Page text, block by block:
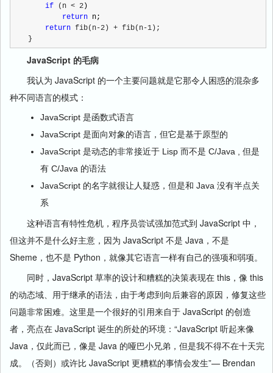
if (n < 2 )
return n;
return fib(n-2) + fib(n-1);
}
JavaScript 的毛病
我认为 JavaScript 的一个主要问题就是它那令人困惑的混杂多
种不同语言的模式：
JavaScript 是函数式语言
JavaScript 是面向对象的语言，但它是基于原型的
JavaScript 是动态的非常接近于 Lisp 而不是 C/Java , 但是
有 C/Java 的语法
JavaScript 的名字就很让人疑惑，但是和 Java 没有半点关
系
这种语言有特性危机，程序员尝试强加范式到 JavaScript 中，
但这并不是什么好主意，因为 JavaScript 不是 Java，不是
Sheme，也不是 Python，就像其它语言一样有自己的强项和弱项。
同时，JavaScript 草率的设计和糟糕的决策表现在 this，像 this
的动态域、用于继承的语法，由于考虑到向后兼容的原因，修复这些
问题非常困难。这里是一个很好的引用来自于 JavaScript 的创造
者，亮点在 JavaScript 诞生的所处的环境：“JavaScript 听起来像
Java，仅此而已，像是 Java 的哑巴小兄弟，但是我不得不在十天完
成。（否则）或许比 JavaScript 更糟糕的事情会发生”— Brendan